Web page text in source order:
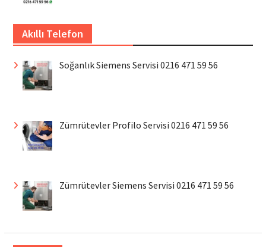
Akıllı Telefon
Soğanlık Siemens Servisi 0216 471 59 56
Zümrütevler Profilo Servisi 0216 471 59 56
Zümrütevler Siemens Servisi 0216 471 59 56